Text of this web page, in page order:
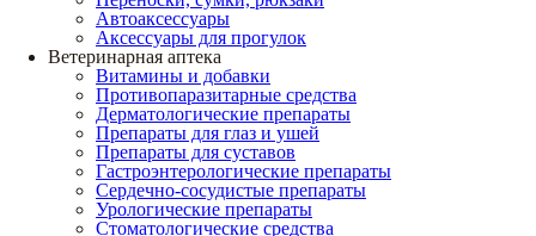
Автоаксессуары
Аксессуары для прогулок
Ветеринарная аптека
Витамины и добавки
Противопаразитарные средства
Дерматологические препараты
Препараты для глаз и ушей
Препараты для суставов
Гастроэнтерологические препараты
Сердечно-сосудистые препараты
Урологические препараты
Стоматологические средства